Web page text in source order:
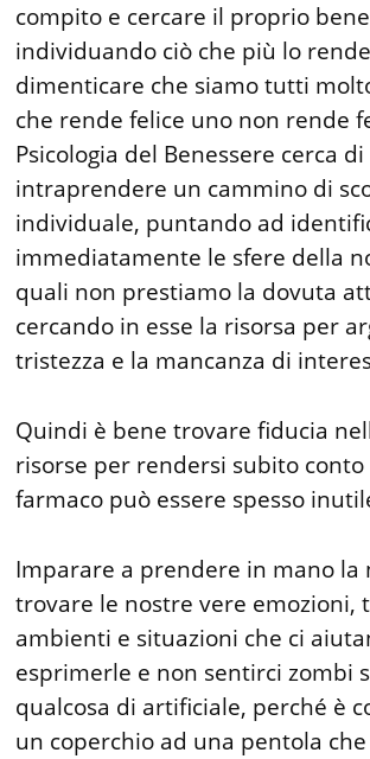
compito e cercare il proprio
individuando ciò che più lo
dimenticare che siamo tutti
che rende felice uno non rende
Psicologia del Benessere cerca di
intraprendere un cammino di
individuale, puntando ad
immediatamente le sfere della
quali non prestiamo la dovuta
cercando in esse la risorsa per
tristezza e la mancanza di
Quindi è bene trovare fiducia
risorse per rendersi subito
farmaco può essere spesso
Imparare a prendere in mano la
trovare le nostre vere emozioni,
ambienti e situazioni che ci
esprimerle e non sentirci zombi
qualcosa di artificiale, perché è
un coperchio ad una pentola